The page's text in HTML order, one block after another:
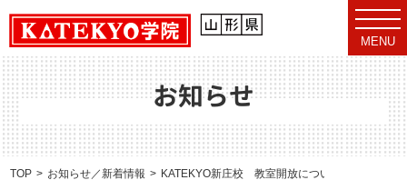
t
o
g
g
l
e
n
v
i
g
MENU
お知らせ
TOP お知らせ／新着情報 KATEKYO新庄校 教室開放について